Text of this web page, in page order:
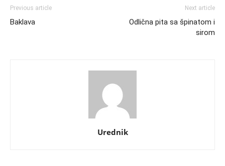
Previous article
Baklava
Next article
Odlična pita sa špinatom i
sirom
Urednik